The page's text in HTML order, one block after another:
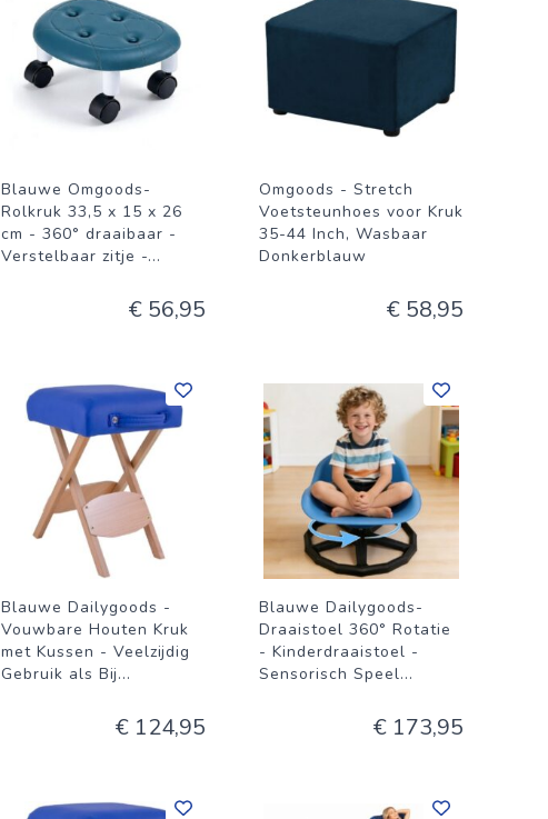
Blauwe Omgoods-
Rolkruk 33,5 x 15 x 26
cm - 360° draaibaar -
Verstelbaar zitje -...
€ 56,95
Omgoods - Stretch
Voetsteunhoes voor Kruk
35-44 Inch, Wasbaar
Donkerblauw
€ 58,95
Blauwe Dailygoods -
Vouwbare Houten Kruk
met Kussen - Veelzijdig
Gebruik als Bij...
€ 124,95
Blauwe Dailygoods-
Draaistoel 360° Rotatie
- Kinderdraaistoel -
Sensorisch Speel...
€ 173,95